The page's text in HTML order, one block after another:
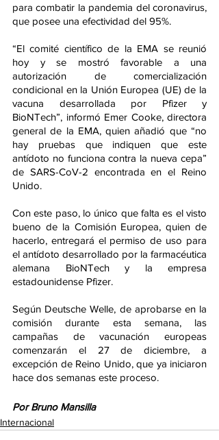
para combatir la pandemia del coronavirus,
que posee una efectividad del 95%.
“El comité científico de la EMA se reunió
hoy y se mostró favorable a una
autorización de comercialización
condicional en la Unión Europea (UE) de la
vacuna desarrollada por Pfizer y
BioNTech”, informó Emer Cooke, directora
general de la EMA, quien añadió que “no
hay pruebas que indiquen que este
antídoto no funciona contra la nueva cepa”
de SARS-CoV-2 encontrada en el Reino
Unido.
Con este paso, lo único que falta es el visto
bueno de la Comisión Europea, quien de
hacerlo, entregará el permiso de uso para
el antídoto desarrollado por la farmacéutica
alemana BioNTech y la empresa
estadounidense Pfizer.
Según Deutsche Welle, de aprobarse en la
comisión durante esta semana, las
campañas de vacunación europeas
comenzarán el 27 de diciembre, a
excepción de Reino Unido, que ya iniciaron
hace dos semanas este proceso.
Por Bruno Mansilla
Internacional